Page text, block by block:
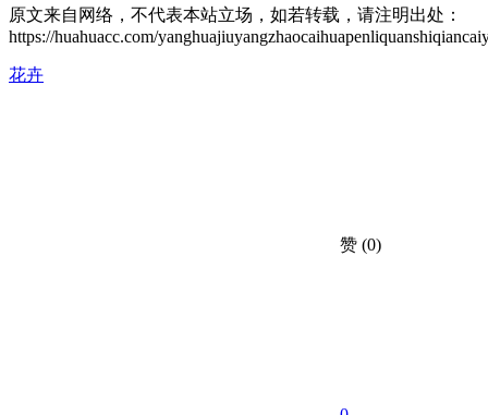
原文来自网络，不代表本站立场，如若转载，请注明出处：
https://huahuacc.com/
花卉
赞 (0)